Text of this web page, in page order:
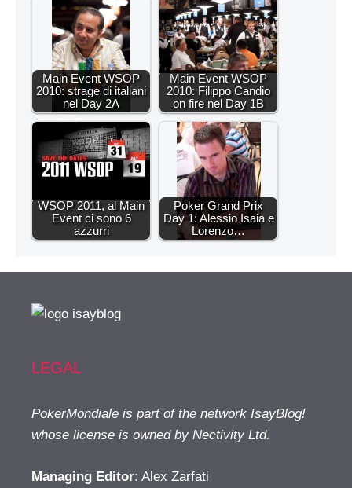
Main Event WSOP
2010: strage di italiani
nel Day 2A
Main Event WSOP
2010: Filippo Candio
on fire nel Day 1B
WSOP 2011, al Main
Event ci sono 6
azzurri
Poker Grand Prix
Day 1: Alessio Isaia e
Lorenzo…
LEGAL
PokerMondiale is part of the network IsayBlog!
whose license is owned by Nectivity Ltd.
Managing Editor: Alex Zarfati